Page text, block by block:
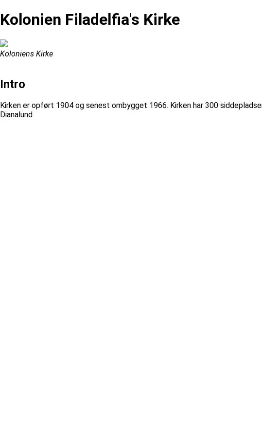
Kolonien Filadelfia's Kirke
Koloniens Kirke
Intro
Kirken er opført 1904 og senest ombygget 1966. Kirken har 300
Dianalund